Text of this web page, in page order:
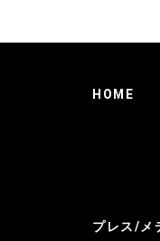
HOME
プレス/メ